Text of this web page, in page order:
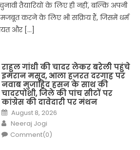
तैयारियों के लिए ही नहीं, बल्कि अपनी
करने के लिए भी सक्रिय हैं, जिसमें धर्म
और […]
राहुल गांधी की चादर लेकर बरेली पहुंचे
इमरान मसूद, आला हजरत दरगाह पर
नवाब मुजाहिद हसन के साथ की
चादरपोशी, जिले की पांच सीटों पर
कांग्रेस की दावेदारी पर मंथन
Posted
on
August 8, 2026
Author
Neeraj Jogi
Comment(0)